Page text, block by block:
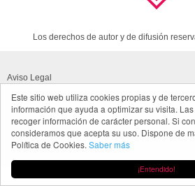
¡Entendido!
Este sitio web utiliza cookies propias y de
información que ayuda a optimizar su visita.
recoger información de carácter personal. Si
consideramos que acepta su uso. Dispone de
Política de Cookies. Saber más
Los derechos de autor y de difusión
Aviso Legal
Política de cookies
Política de privacidad App